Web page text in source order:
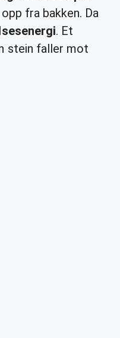
fra bakken. Da
. Et
stein faller mot